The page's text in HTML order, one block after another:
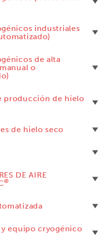
industriales
de alta
o
producción de hielo
de hielo seco
DE AIRE
®
equipo cryogénico